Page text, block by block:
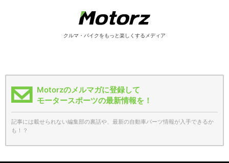
クルマ・バイクをもっと楽しくするメディア
Motorzのメルマガに登録して
モータースポーツの最新情報を！
記事には載せられない編集部の裏話や、最新の自動車パーツ情報が入手できるか
も！？